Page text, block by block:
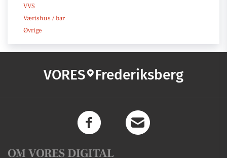
VVS
Værtshus / bar
Øvrige
VORES Frederiksberg
OM VORES DIGITAL